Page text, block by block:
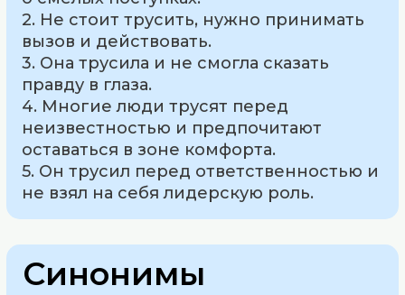
2. Не стоит трусить, нужно принимать
вызов и действовать.
3. Она трусила и не смогла сказать
правду в глаза.
4. Многие люди трусят перед
неизвестностью и предпочитают
оставаться в зоне комфорта.
5. Он трусил перед ответственностью и
не взял на себя лидерскую роль.
Синонимы